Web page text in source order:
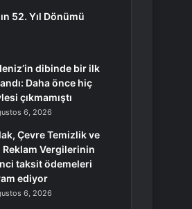
52. Yıl Dönümü
dibinde bir ilk
Daha önce hiç
çıkmamıştı
6, 2026
Çevre Temizlik ve
Reklam Vergilerinin
taksit ödemeleri
ediyor
6, 2026